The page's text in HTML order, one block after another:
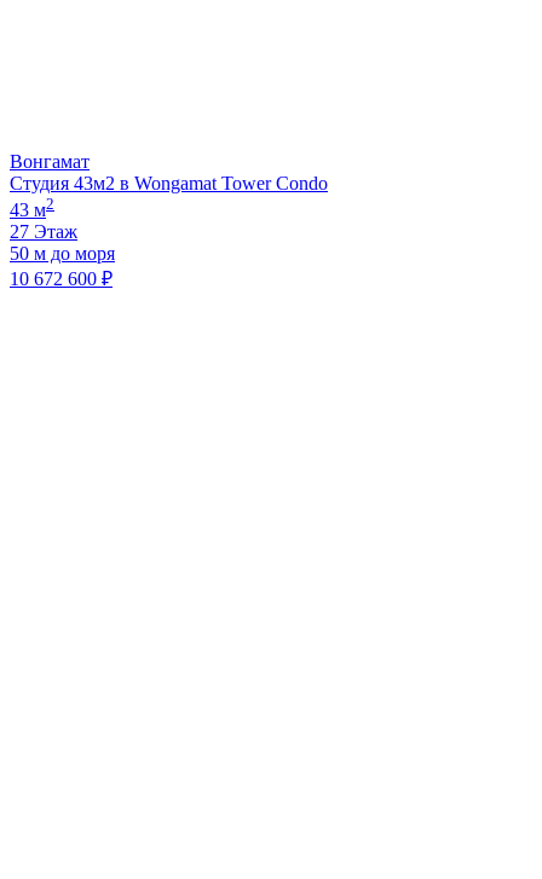
Вонгамат
Студия 43м2 в Wongamat Tower Condo
43 м2
27 Этаж
50 м до моря
10 672 600 ₽